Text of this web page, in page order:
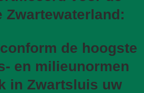
Zwartewaterland:
de hoogste
en milieunormen
in Zwartsluis uw